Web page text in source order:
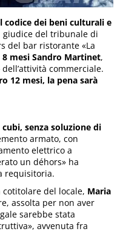
codice dei beni culturali e
giudice del tribunale di
del bar ristorante «La
8 mesi Sandro Martinet,
commerciale.
12 mesi, la pena sarà
senza soluzione di
armato, con
elettrico a
un déhors» ha
requisitoria.
del locale, Maria
assolta per non aver
sarebbe stata
avvenuta fra